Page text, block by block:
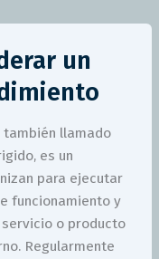
un
también llamado
es un
para ejecutar
funcionamiento y
o producto
Regularmente